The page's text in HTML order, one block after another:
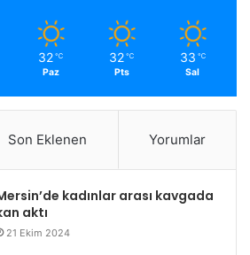
32 ℃
Paz
32 ℃
Pts
33 ℃
Sal
Son Eklenen Yorumlar
kadınlar arası kavgada
aktı
21 Ekim 2024